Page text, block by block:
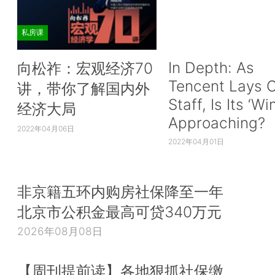
私房课
向松祚：宏观经济70
讲，带你了解国内外
经济大局
2022年04月06日
In Depth: As
Tencent Lays
Staff, Is Its
Approaching?
2022年04月01日
非京籍五环内购房社保降至一年
北京市公积金最高可贷340万元
2026年08月08日
【周刊提前读】各地狠抓社保缴